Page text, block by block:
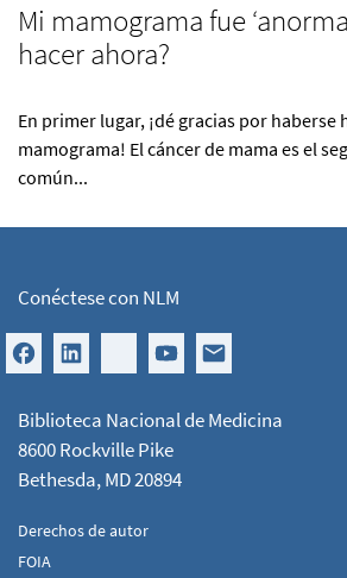
Mi mamograma fue
hacer ahora?
En primer lugar, ¡dé gracias por haberse
mamograma! El cáncer de mama es el
común...
Conéctese con NLM
Biblioteca Nacional de Medicina
8600 Rockville Pike
Bethesda, MD 20894
Derechos de autor
FOIA